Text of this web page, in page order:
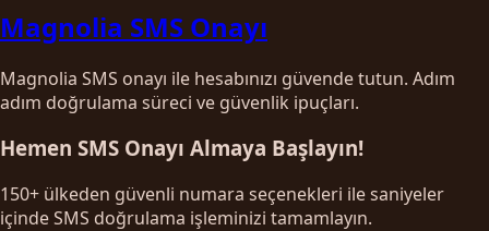
Magnolia SMS Onayı
Magnolia SMS onayı ile hesabınızı güvende tutun. Adım
adım doğrulama süreci ve güvenlik ipuçları.
Hemen SMS Onayı Almaya Başlayın!
150+ ülkeden güvenli numara seçenekleri ile saniyeler
içinde SMS doğrulama işleminizi tamamlayın.